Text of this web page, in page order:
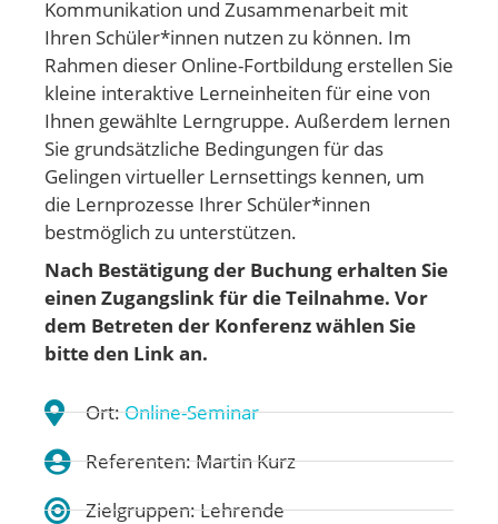
Kommunikation und Zusammenarbeit mit
Ihren Schüler*innen nutzen zu können. Im
Rahmen dieser Online-Fortbildung erstellen Sie
kleine interaktive Lerneinheiten für eine von
Ihnen gewählte Lerngruppe. Außerdem lernen
Sie grundsätzliche Bedingungen für das
Gelingen virtueller Lernsettings kennen, um
die Lernprozesse Ihrer Schüler*innen
bestmöglich zu unterstützen.
Nach Bestätigung der Buchung erhalten Sie
einen Zugangslink für die Teilnahme. Vor
dem Betreten der Konferenz wählen Sie
bitte den Link an.
Ort:Online-Seminar
Referenten: Martin Kurz
Zielgruppen: Lehrende